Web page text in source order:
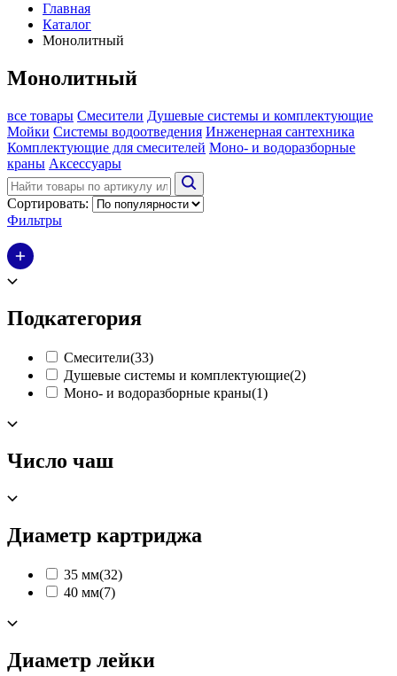
Главная
Каталог
Монолитный
Монолитный
все товары Смесители Душевые системы и комплектующие
Мойки Системы водоотведения Инженерная сантехника
Комплектующие для смесителей Моно- и водоразборные
краны Аксессуары
Сортировать:
Фильтры
Подкатегория
Смесители(33)
Душевые системы и комплектующие(2)
Моно- и водоразборные краны(1)
Число чаш
Диаметр картриджа
35 мм(32)
40 мм(7)
Диаметр лейки